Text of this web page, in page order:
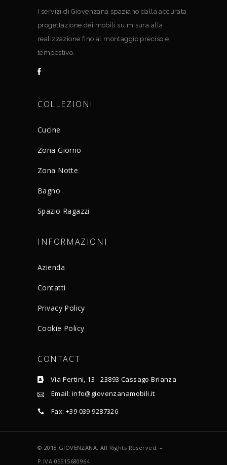
I servizi di Giovenzana spaziano dalla accurata
progettazione dei mobili su misura alla
realizzazione fino al montaggio preciso e
tempestivo.
COLLEZIONI
Cucine
Zona Giorno
Zona Notte
Bagno
Spazio Ragazzi
INFORMAZIONI
Azienda
Contatti
Privacy Policy
Cookie Policy
CONTACT
Via Pertini, 13 - 23893 Cassago Brianza
Email: info@giovenzanamobili.it
Fax: +39 039 9287326
© 2018 GIOVENZANA. All Rights Reserved. –
P.IVA 05515680964